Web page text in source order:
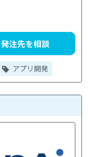
発注先を相談
アプリ開発